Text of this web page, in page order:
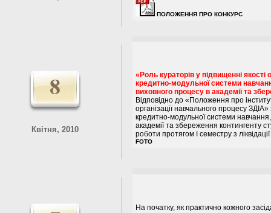
ПОЛОЖЕННЯ ПРО КОНКУРС
8
Квітня, 2010
«Роль кураторів у підвищенні якості
кредитно-модульної системи
виховного процесу в академії та
Відповідно до «Положення про
організації навчального процесу
кредитно-модульної системи
академії та збереження контингенту
роботи протягом І семестру з
FOTO
На початку, як практично кожного